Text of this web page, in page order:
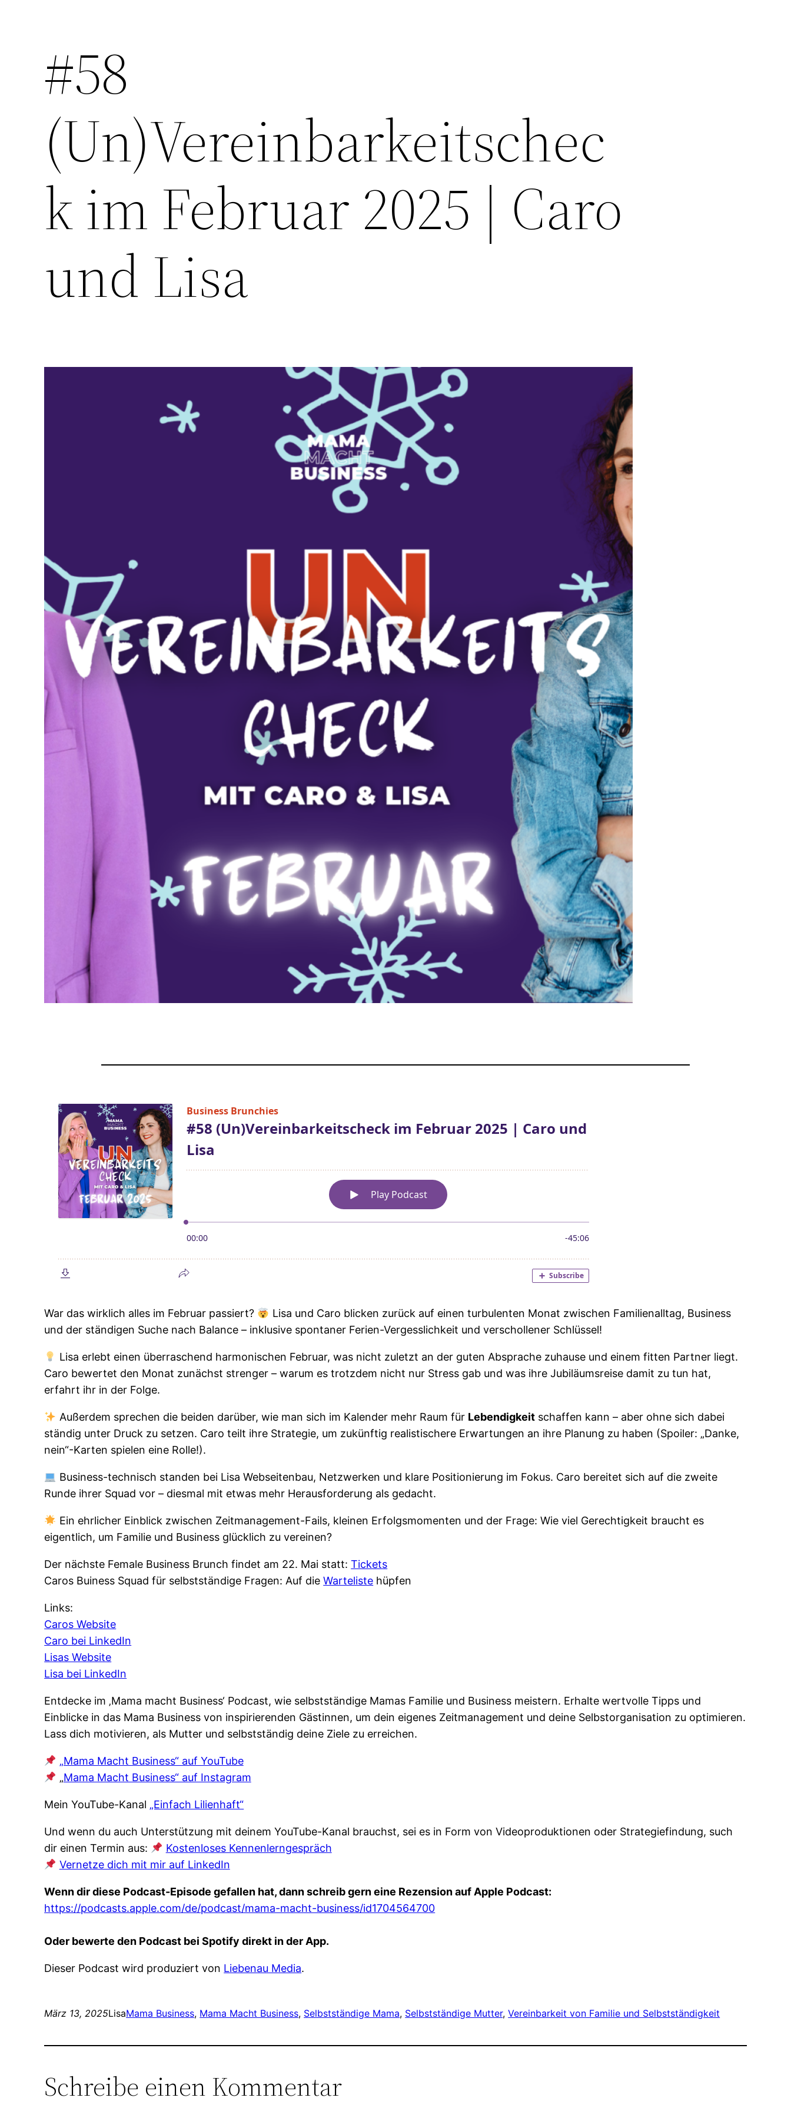
springen#58
(Un)Vereinbarkeitschec
k im Februar 2025 | Caro
und Lisa
War das wirklich alles im Februar passiert?
Lisa und Caro blicken zurück auf einen turbulenten Monat zwischen Familienalltag, Business
und der ständigen Suche nach Balance – inklusive spontaner Ferien-Vergesslichkeit und verschollener Schlüssel!
Lisa erlebt einen überraschend harmonischen Februar, was nicht zuletzt an der guten Absprache zuhause und einem fitten Partner liegt.
Caro bewertet den Monat zunächst strenger – warum es trotzdem nicht nur Stress gab und was ihre Jubiläumsreise damit zu tun hat,
erfahrt ihr in der Folge.
Außerdem sprechen die beiden darüber, wie man sich im Kalender mehr Raum für Lebendigkeitschaffen kann – aber ohne sich dabei
ständig unter Druck zu setzen. Caro teilt ihre Strategie, um zukünftig realistischere Erwartungen an ihre Planung zu haben (Spoiler: „Danke,
nein“-Karten spielen eine Rolle!).
Business-technisch standen bei Lisa Webseitenbau, Netzwerken und klare Positionierung im Fokus. Caro bereitet sich auf die zweite
Runde ihrer Squad vor – diesmal mit etwas mehr Herausforderung als gedacht.
Ein ehrlicher Einblick zwischen Zeitmanagement-Fails, kleinen Erfolgsmomenten und der Frage: Wie viel Gerechtigkeit braucht es
eigentlich, um Familie und Business glücklich zu vereinen?
Der nächste Female Business Brunch findet am 22. Mai statt:Tickets
Caros Buiness Squad für selbstständige Fragen: Auf dieWarteliste hüpfen
Links:
Caros Website
Caro bei LinkedIn
Lisas Website
Lisa bei LinkedIn
Entdecke im ‚Mama macht Business‘ Podcast, wie selbstständige Mamas Familie und Business meistern. Erhalte wertvolle Tipps und
Einblicke in das Mama Business von inspirierenden Gästinnen, um dein eigenes Zeitmanagement und deine Selbstorganisation zu optimieren.
Lass dich motivieren, als Mutter und selbstständig deine Ziele zu erreichen.
„Mama Macht Business“ auf YouTube
„Mama Macht Business“ auf Instagram
Mein YouTube-Kanal „Einfach Lilienhaft“
Und wenn du auch Unterstützung mit deinem YouTube-Kanal brauchst, sei es in Form von Videoproduktionen oder Strategiefindung, such
dir einen Termin aus:
Kostenloses Kennenlerngespräch
Vernetze dich mit mir auf LinkedIn
Wenn dir diese Podcast-Episode gefallen hat, dann schreib gern eine Rezension auf Apple Podcast:
https://podcasts.apple.com/de/podcast/mama-macht-business/id1704564700
Oder bewerte den Podcast bei Spotify direkt in der App.
Dieser Podcast wird produziert von Liebenau Media.
März 13, 2025LisaMama Business, Mama Macht Business, Selbstständige Mama, Selbstständige Mutter, Vereinbarkeit von Familie und Selbstständigkeit
Schreibe einen Kommentar